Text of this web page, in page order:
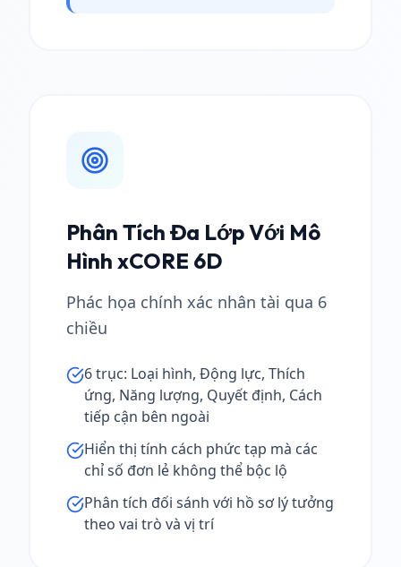
Phân Tích Đa Lớp Với Mô
Hình xCORE 6D
Phác họa chính xác nhân tài qua 6
chiều
6 trục: Loại hình, Động lực, Thích
ứng, Năng lượng, Quyết định, Cách
tiếp cận bên ngoài
Hiển thị tính cách phức tạp mà các
chỉ số đơn lẻ không thể bộc lộ
Phân tích đối sánh với hồ sơ lý tưởng
theo vai trò và vị trí